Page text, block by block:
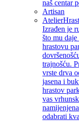
naš centar
Artisan
Atelier
Izrađen je
što mu
hrastovu
trajnošću.
vrste drva
jasena i
hrastov
vas
odabrati